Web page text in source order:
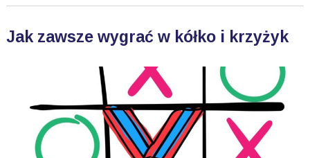
Jak zawsze wygrać w kółko i krzyżyk